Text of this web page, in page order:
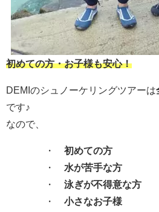
初めての方・お子様も安心！
DEMIのシュノーケリングツアーは
です♪
なので、
・ 初めての方
・ 水が苦手な方
・ 泳ぎが不得意な方
・ 小さなお子様